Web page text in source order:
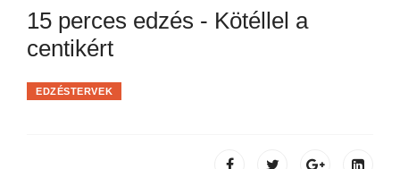
15 perces edzés - Kötéllel a
centikért
EDZÉSTERVEK